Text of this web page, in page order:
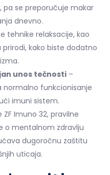
se preporučuje makar
dnevno.
tehnike relaksacije, kao
kako biste dodatno
unos tečnosti –
funkcionisanje
imuni sistem.
Imuno 32, pravilne
o mentalnom zdravlju
dugoročnu zaštitu
uticaja.